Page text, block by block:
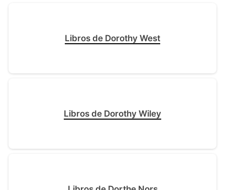
Libros de Dorothy West
Libros de Dorothy Wiley